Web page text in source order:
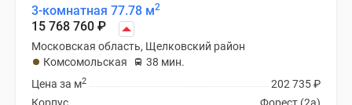
3-комнатная 77.78 м2
15 768 760 ₽
Московская область, Щелковский район
Комсомольская
38 мин.
202 735₽
Цена за м2